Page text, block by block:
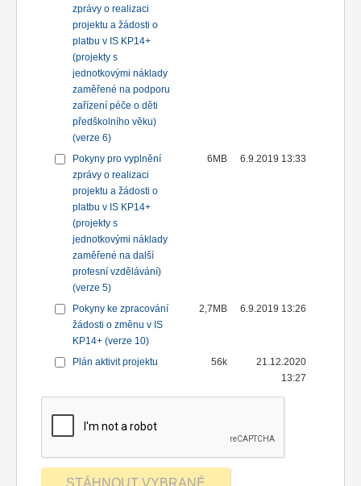
zprávy o realizaci
projektu a žádosti o
platbu v IS KP14+
(projekty s
jednotkovými náklady
zaměřené na podporu
zařízení péče o děti
předškolního věku)
(verze 6)
Pokyny pro vyplnění
zprávy o realizaci
projektu a žádosti o
platbu v IS KP14+
(projekty s
jednotkovými náklady
zaměřené na další
profesní vzdělávání)
(verze 5)
6MB 6.9.2019 13:33
Pokyny ke zpracování
žádosti o změnu v IS
KP14+ (verze 10)
2,7MB 6.9.2019 13:26
Plán aktivit projektu 56k
21.12.2020
13:27